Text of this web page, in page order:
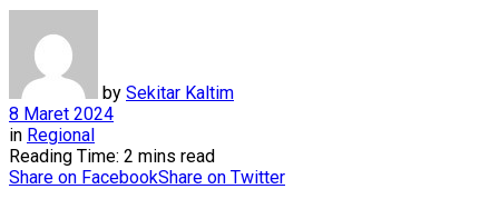
by Sekitar Kaltim
8 Maret 2024
in Regional
Reading Time: 2 mins read
Share on FacebookShare on Twitter